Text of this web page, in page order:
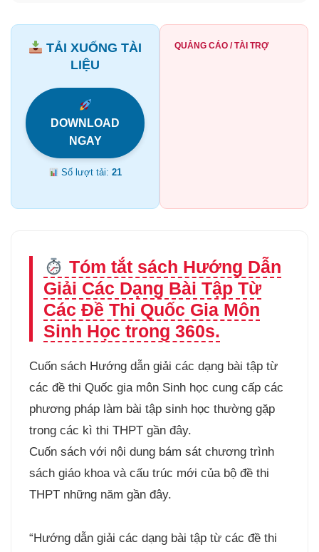
TẢI XUỐNG TÀI
LIỆU
DOWNLOAD
NGAY
Số lượt tải:21
QUẢNG CÁO / TÀI TRỢ
Tóm tắt sách Hướng Dẫn
Giải Các Dạng Bài Tập Từ
Các Đề Thi Quốc Gia Môn
Sinh Học trong 360s.
Cuốn sách Hướng dẫn giải các dạng bài tập từ
các đề thi Quốc gia môn Sinh học cung cấp các
phương pháp làm bài tập sinh học thường gặp
trong các kì thi THPT gần đây.
Cuốn sách với nội dung bám sát chương trình
sách giáo khoa và cấu trúc mới của bộ đề thi
THPT những năm gần đây.
“Hướng dẫn giải các dạng bài tập từ các đề thi